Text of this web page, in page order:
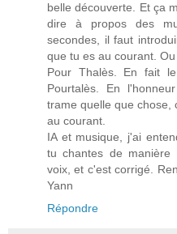
belle découverte. Et ça
dire à propos des
secondes, il faut
que tu es au courant.
Pour Thalès. En fait
Pourtalès. En
trame quelle que chose,
au courant.
IA et musique, j'ai
tu chantes de
voix, et c'est corrigé.
Yann
Répondre